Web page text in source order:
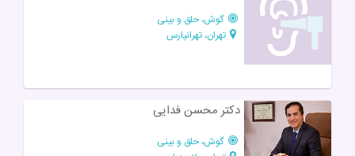
گوش، حلق و بینی
تهران، تهرانپارس
دکتر محسن فدایی
گوش، حلق و بینی